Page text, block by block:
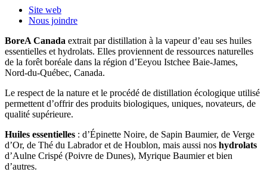
Site web
Nous joindre
BoreA Canada extrait par distillation à la vapeur d’eau ses huiles
essentielles et hydrolats. Elles proviennent de ressources naturelles
de la forêt boréale dans la région d’Eeyou Istchee Baie-James,
Nord-du-Québec, Canada.
Le respect de la nature et le procédé de distillation écologique utilisé
permettent d’offrir des produits biologiques, uniques, novateurs, de
qualité supérieure.
Huiles essentielles : d’Épinette Noire, de Sapin Baumier, de Verge
d’Or, de Thé du Labrador et de Houblon, mais aussi nos hydrolats
d’Aulne Crispé (Poivre de Dunes), Myrique Baumier et bien
d’autres.